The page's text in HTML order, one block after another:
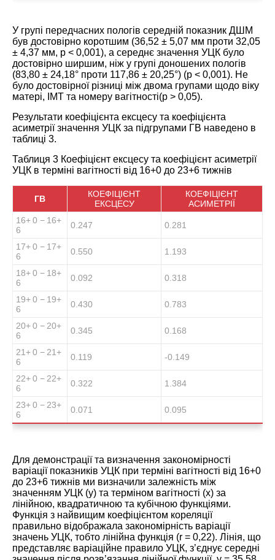
У групі передчасних пологів середній показник ДШМ
був достовірно коротшим (36,52 ± 5,07 мм проти 32,05
± 4,37 мм, р < 0,001), а середнє значення УЦК було
достовірно ширшим, ніж у групі доношених пологів
(83,80 ± 24,18° проти 117,86 ± 20,25°) (р < 0,001). Не
було достовірної різниці між двома групами щодо віку
матері, ІМТ та номеру вагітності(р > 0,05).
Результати коефіцієнта ексцесу та коефіцієнта
асиметрії значення УЦК за підгрупами ГВ наведено в
таблиці 3.
Таблиця 3 Коефіцієнт ексцесу та коефіцієнт асиметрії
УЦК в терміні вагітності від 16+0 до 23+6 тижнів
ГВ
КОЕФІЦІЄНТ
ЕКСЦЕСУ
КОЕФІЦІЄНТ
АСИМЕТРІЇ
16+ 0 − 16+
6
0.247 0.281
17+ 0 − 17+
6
0.550 1.193
18+ 0 − 18+
6
0.092 0.318
19+ 0 − 19+
6
0.430 0.783
20+ 0 − 20+
6
0.345 0.168
21+ 0 − 21+
6
0.119 -0.149
22+ 0 − 22+
6
0.322 1.384
23+ 0 − 23+
6
0.071 0.095
Для демонстрації та визначення закономірності
варіації показників УЦК при терміні вагітності від 16+0
до 23+6 тижнів ми визначили залежність між
значенням УЦК (у) та терміном вагітності (х) за
лінійною, квадратичною та кубічною функціями.
Функція з найвищим коефіцієнтом кореляції
правильно відображала закономірність варіації
значень УЦК, тобто лінійна функція (r = 0,22). Лінія, що
представляє варіаційне правило УЦК, з’єднує середні